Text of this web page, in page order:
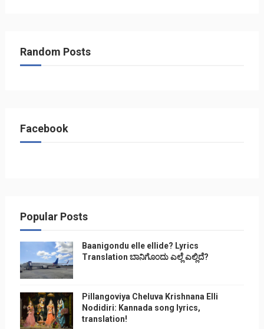
Random Posts
Facebook
Popular Posts
Baanigondu elle ellide? Lyrics
Translation ಬಾನಿಗೊ೦ದು ಎಲ್ಲೆ ಎಲ್ಲಿದೆ?
Pillangoviya Cheluva Krishnana Elli
Nodidiri: Kannada song lyrics,
translation!